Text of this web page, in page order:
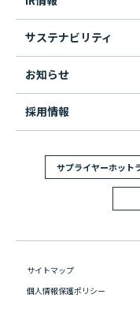
サステナビリティ
お知らせ
採用情報
サプライヤーホット
サイトマップ
個人情報保護ポリシー